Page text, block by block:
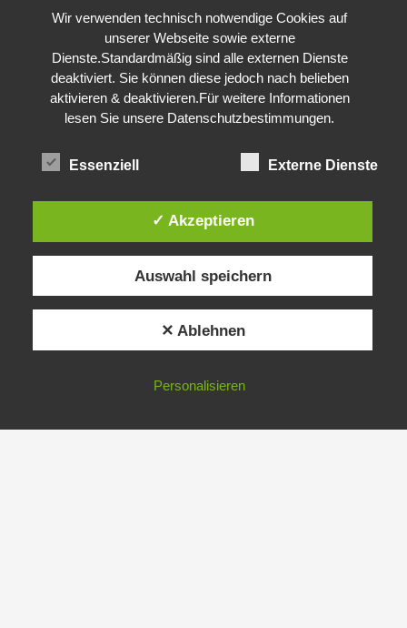
Wir verwenden technisch notwendige Cookies auf
unserer Webseite sowie externe
Dienste.Standardmäßig sind alle externen Dienste
deaktiviert. Sie können diese jedoch nach belieben
aktivieren & deaktivieren.Für weitere Informationen
lesen Sie unsere Datenschutzbestimmungen.
Essenziell Externe Dienste
✓ Akzeptieren
Auswahl speichern
✕ Ablehnen
Personalisieren